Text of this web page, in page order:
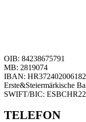
OIB: 84238675791
MB: 2819074
IBAN:
Erste&Steiermärkische
SWIFT/BIC: ESBCHR22
TELEFON